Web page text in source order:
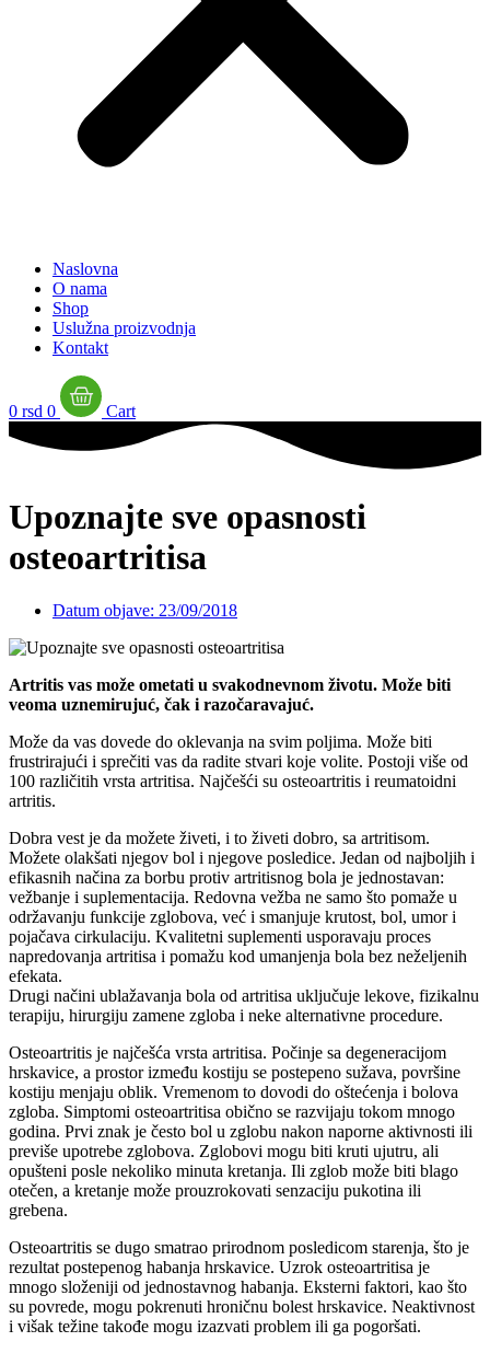
Naslovna
O nama
Shop
Uslužna proizvodnja
Kontakt
0 rsd 0 Cart
Upoznajte sve opasnosti
osteoartritisa
Datum objave: 23/09/2018
Artritis vas može ometati u svakodnevnom životu. Može biti
veoma uznemirujuć, čak i razočaravajuć.
Može da vas dovede do oklevanja na svim poljima. Može biti
frustrirajući i sprečiti vas da radite stvari koje volite. Postoji više od
100 različitih vrsta artritisa. Najčešći su osteoartritis i reumatoidni
artritis.
Dobra vest je da možete živeti, i to živeti dobro, sa artritisom.
Možete olakšati njegov bol i njegove posledice. Jedan od najboljih i
efikasnih načina za borbu protiv artritisnog bola je jednostavan:
vežbanje i suplementacija. Redovna vežba ne samo što pomaže u
održavanju funkcije zglobova, već i smanjuje krutost, bol, umor i
pojačava cirkulaciju. Kvalitetni suplementi usporavaju proces
napredovanja artritisa i pomažu kod umanjenja bola bez neželjenih
efekata.
Drugi načini ublažavanja bola od artritisa uključuje lekove, fizikalnu
terapiju, hirurgiju zamene zgloba i neke alternativne procedure.
Osteoartritis je najčešća vrsta artritisa. Počinje sa degeneracijom
hrskavice, a prostor između kostiju se postepeno sužava, površine
kostiju menjaju oblik. Vremenom to dovodi do oštećenja i bolova
zgloba. Simptomi osteoartritisa obično se razvijaju tokom mnogo
godina. Prvi znak je često bol u zglobu nakon naporne aktivnosti ili
previše upotrebe zglobova. Zglobovi mogu biti kruti ujutru, ali
opušteni posle nekoliko minuta kretanja. Ili zglob može biti blago
otečen, a kretanje može prouzrokovati senzaciju pukotina ili
grebena.
Osteoartritis se dugo smatrao prirodnom posledicom starenja, što je
rezultat postepenog habanja hrskavice. Uzrok osteoartritisa je
mnogo složeniji od jednostavnog habanja. Eksterni faktori, kao što
su povrede, mogu pokrenuti hroničnu bolest hrskavice. Neaktivnost
i višak težine takođe mogu izazvati problem ili ga pogoršati.